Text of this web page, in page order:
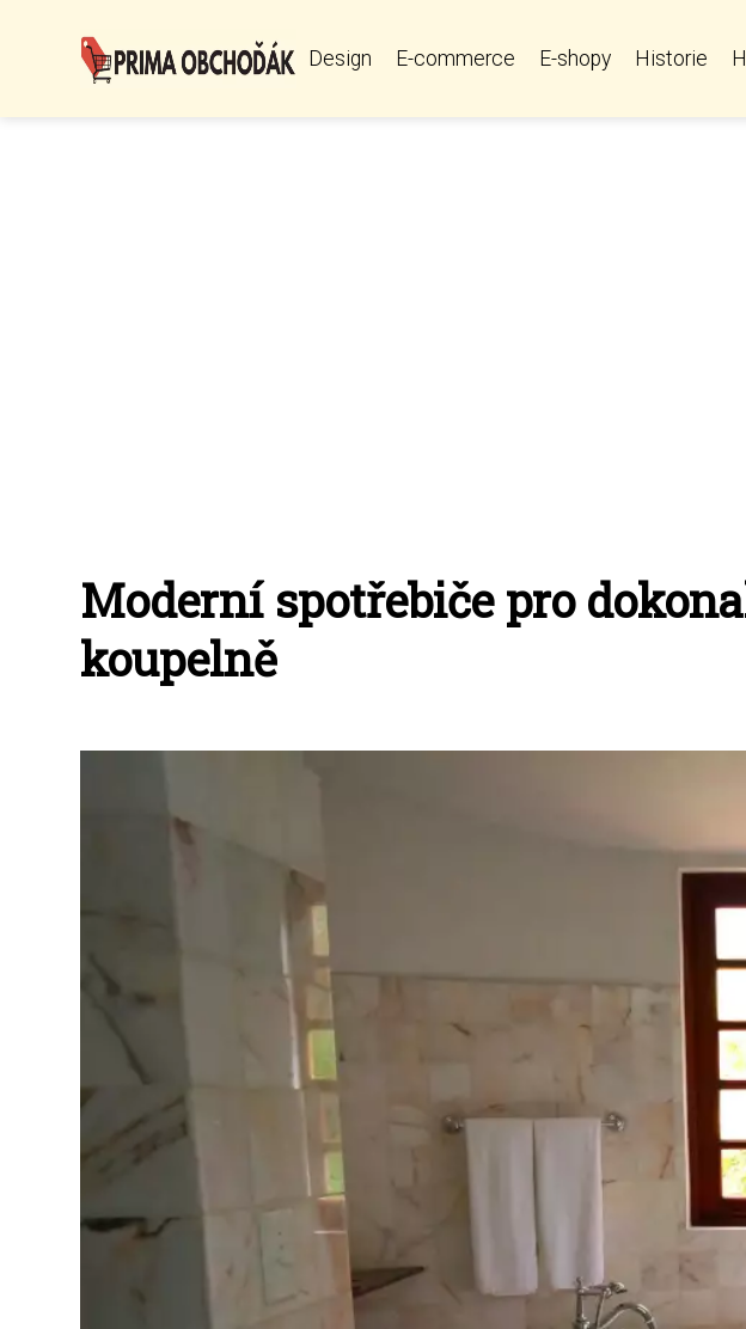
Design E-commerce E-shopy Historie
Moderní spotřebiče pro
koupelně